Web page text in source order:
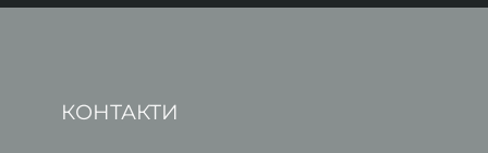
КОНТАКТИ